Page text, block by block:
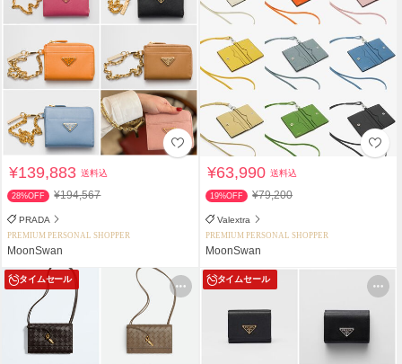
¥139,883送料込
28%OFF ¥194,567
PRADA
PREMIUM PERSONAL SHOPPER
MoonSwan
¥63,990送料込
19%OFF ¥79,200
Valextra
PREMIUM PERSONAL SHOPPER
MoonSwan
タイムセール タイムセール